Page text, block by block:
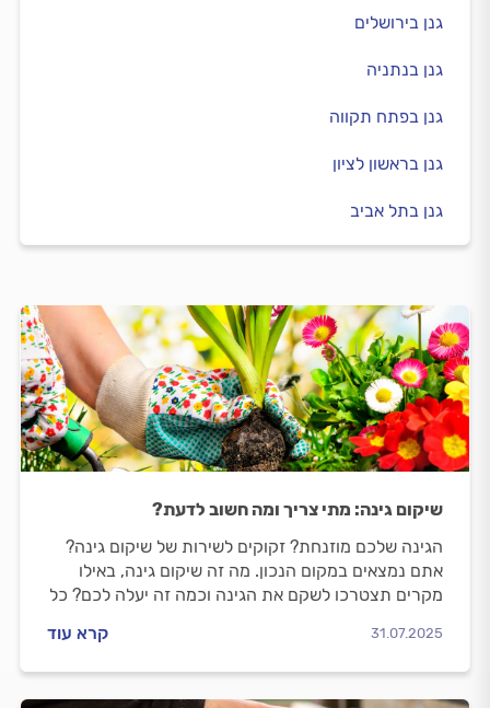
גנן בירושלים
גנן בנתניה
גנן בפתח תקווה
גנן בראשון לציון
גנן בתל אביב
שיקום גינה: מתי צריך ומה חשוב לדעת?
הגינה שלכם מוזנחת? זקוקים לשירות של שיקום גינה?
אתם נמצאים במקום הנכון. מה זה שיקום גינה, באילו
מקרים תצטרכו לשקם את הגינה וכמה זה יעלה לכם? כל
31.07.2025 קרא עוד